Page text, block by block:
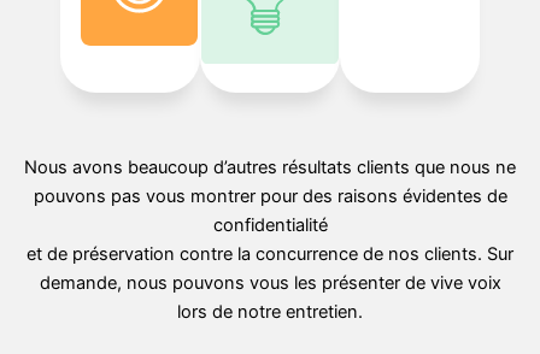
Nous avons beaucoup d’autres résultats clients que nous ne
pouvons pas vous montrer pour des raisons évidentes de
confidentialité
et de préservation contre la concurrence de nos clients. Sur
demande, nous pouvons vous les présenter de vive voix
lors de notre entretien.